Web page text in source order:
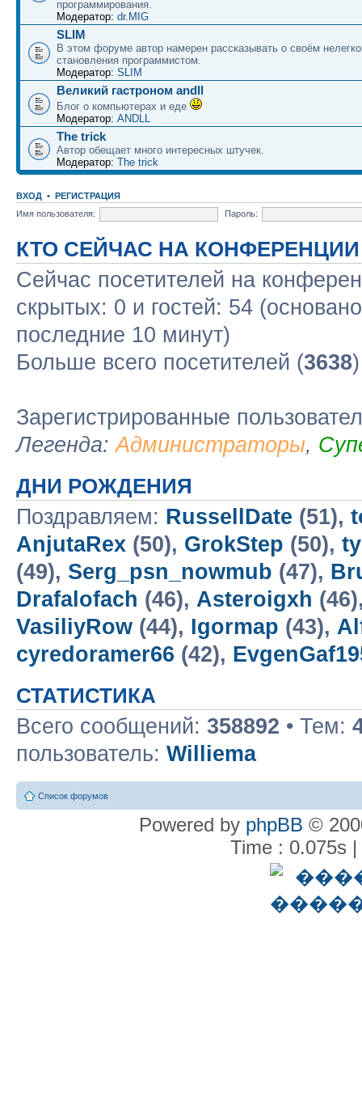
программирования.
Модератор: dr.MIG
SLIM
В этом форуме автор намерен рассказывать о своём
становления программистом.
Модератор: SLIM
Великий гастроном andll
Блог о компьютерах и еде
Модератор: ANDLL
The trick
Автор обещает много интересных штучек.
Модератор: The trick
ВХОД • РЕГИСТРАЦИЯ
Имя пользователя:
Пароль:
КТО СЕЙЧАС НА КОНФЕРЕНЦИИ
Сейчас посетителей на
скрытых: 0 и гостей: 54
последние 10 минут)
Больше всего посетителей (3638
Зарегистрированные
Легенда:Администраторы,
ДНИ РОЖДЕНИЯ
Поздравляем: RussellDate (51),
AnjutaRex (50), GrokStep (50),
(49), Serg_psn_nowmub (47),
Drafalofach (46), Asteroigxh
VasiliyRow (44), Igormap (43),
cyredoramer66 (42),
СТАТИСТИКА
Всего сообщений: 358892 • Тем:
пользователь: Williema
Список форумов
Powered by phpBB ©
Time : 0.075s